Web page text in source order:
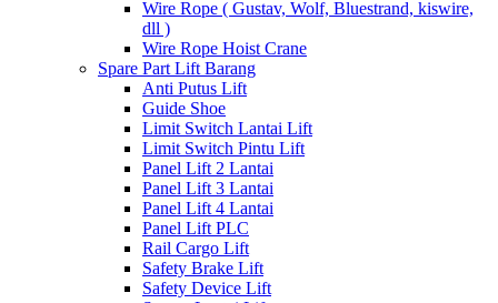
Wire Rope ( Gustav, Wolf, Bluestrand, kiswire,
dll )
Wire Rope Hoist Crane
Spare Part Lift Barang
Anti Putus Lift
Guide Shoe
Limit Switch Lantai Lift
Limit Switch Pintu Lift
Panel Lift 2 Lantai
Panel Lift 3 Lantai
Panel Lift 4 Lantai
Panel Lift PLC
Rail Cargo Lift
Safety Brake Lift
Safety Device Lift